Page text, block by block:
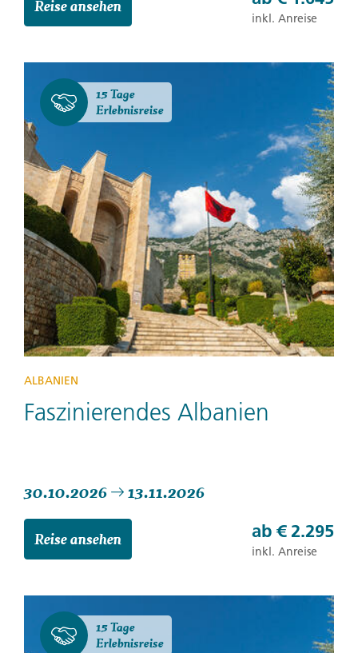
Reise ansehen
inkl. Anreise
15 Tage
Erlebnisreise
ALBANIEN
Faszinierendes Albanien
30.10.2026 13.11.2026
Reise ansehen ab € 2.295
inkl. Anreise
15 Tage
Erlebnisreise